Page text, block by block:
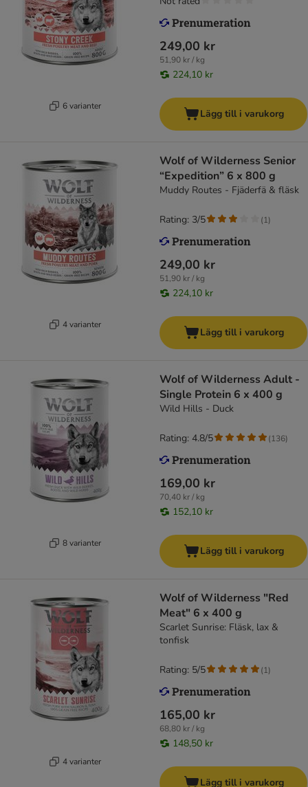
6 varianter
249,00 kr
51,90 kr / kg
224,10 kr
Lägg till i varukorg
4 varianter
Wolf of Wilderness Senior
“Expedition” 6 x 800 g
Muddy Routes - Fjäderfä & fläsk
249,00 kr
51,90 kr / kg
224,10 kr
Rating: 3/5 (1)
Lägg till i varukorg
8 varianter
Wolf of Wilderness Adult -
Single Protein 6 x 400 g
Wild Hills - Duck
169,00 kr
70,40 kr / kg
152,10 kr
Rating: 4.8/5 (136)
Lägg till i varukorg
4 varianter
Wolf of Wilderness "Red
Meat" 6 x 400 g
Scarlet Sunrise: Fläsk, lax &
tonfisk
165,00 kr
68,80 kr / kg
148,50 kr
Rating: 5/5 (1)
Lägg till i varukorg